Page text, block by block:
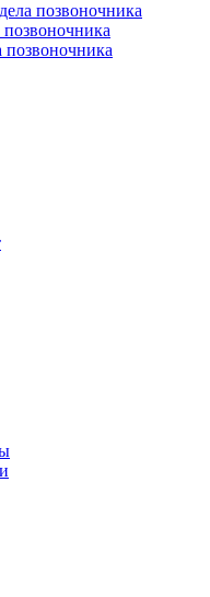
позвоночника
позвоночника